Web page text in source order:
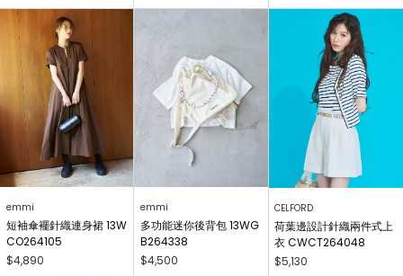
emmi
短袖傘襬針織連身裙 13W
CO264105
$4,890
emmi
多功能迷你後背包 13WG
B264338
$4,500
CELFORD
荷葉邊設計針織兩件式上
衣 CWCT264048
$5,130